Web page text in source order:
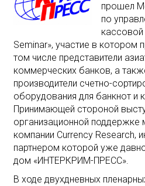
прошел
по
кассовой
Seminar», участие в котором
том числе представители
коммерческих банков, а
производители счетно-
оборудования для банкнот и
Принимающей стороной
организационной поддержке
компании Currency Research,
партнером которой уже
дом «ИНТЕРКРИМ-ПРЕСС».
В ходе двухдневных